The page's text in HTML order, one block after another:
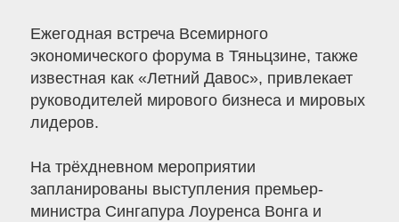
Ежегодная встреча Всемирного
экономического форума в Тяньцзине, также
известная как «Летний Давос», привлекает
руководителей мирового бизнеса и мировых
лидеров.
На трёхдневном мероприятии
запланированы выступления премьер-
министра Сингапура Лоуренса Вонга и